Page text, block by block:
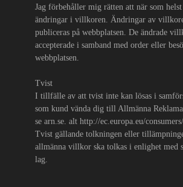
Jag förbehåller mig rätten att när som
ändringar i villkoren. Ändringar av
publiceras på webbplatsen. De ändrade
accepterade i samband med order eller
webbplatsen.
Tvist
I tillfälle av att tvist inte kan lösas i
som kund vända dig till Allmänna
se arn.se. alt http://ec.europa.eu/
Tvist gällande tolkningen eller
allmänna villkor ska tolkas i enlighet med
lag.